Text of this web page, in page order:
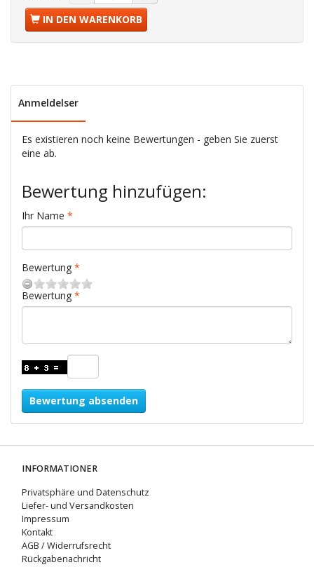
IN DEN WARENKORB
Anmeldelser
Es existieren noch keine Bewertungen - geben Sie zuerst
eine ab.
Bewertung hinzufügen:
Ihr Name
Bewertung
Bewertung
Bewertung absenden
INFORMATIONER
Privatsphäre und Datenschutz
Liefer- und Versandkosten
Impressum
Kontakt
AGB / Widerrufsrecht
Rückgabenachricht